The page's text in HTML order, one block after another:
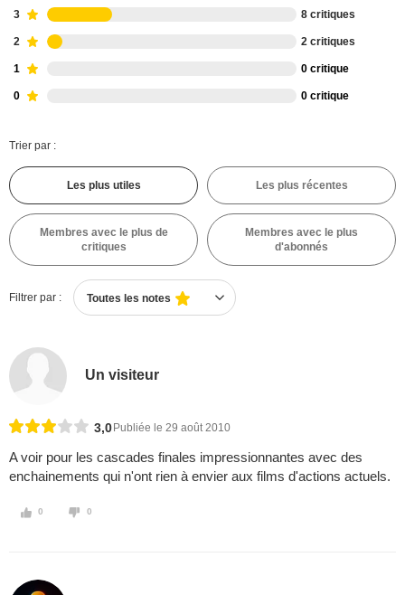
3 8 critiques
2 2 critiques
1 0 critique
0 0 critique
Trier par :
Les plus utiles Les plus récentes
Membres avec le plus de
critiques
Membres avec le plus
d'abonnés
Filtrer par : Toutes les notes
Un visiteur
3,0 Publiée le 29 août 2010
A voir pour les cascades finales impressionnantes avec des
enchainements qui n'ont rien à envier aux films d'actions actuels.
0 0